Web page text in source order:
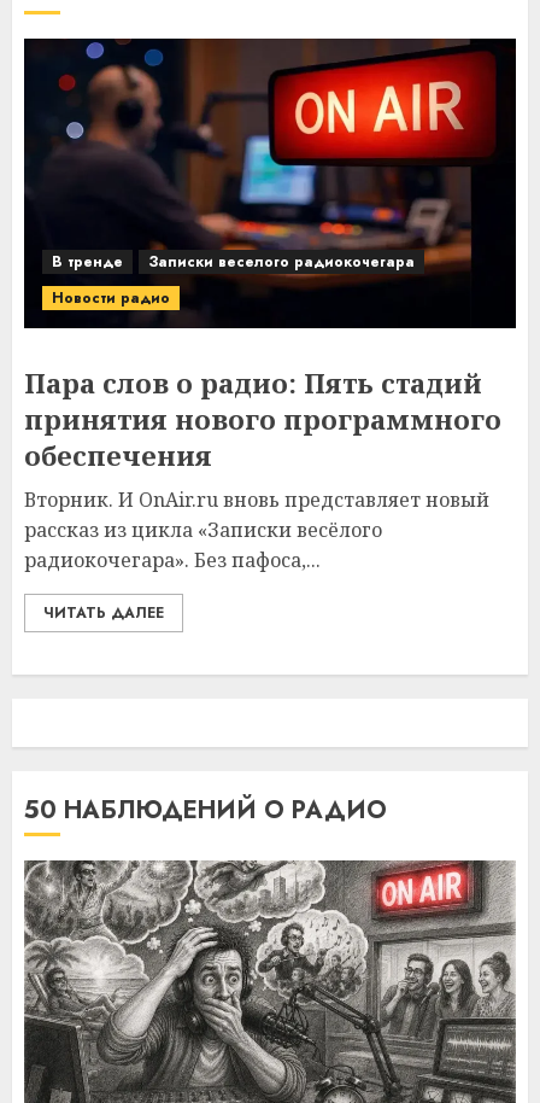
В тренде
Записки веселого радиокочегара
Новости радио
Пара слов о радио: Пять стадий
принятия нового программного
обеспечения
Вторник. И OnAir.ru вновь представляет новый
рассказ из цикла «Записки весёлого
радиокочегара». Без пафоса,...
ЧИТАТЬ ДАЛЕЕ
50 НАБЛЮДЕНИЙ О РАДИО